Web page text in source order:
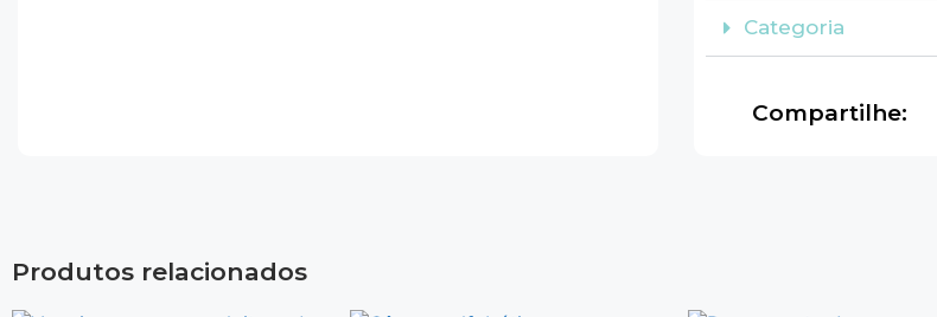
Categoria
Compartilhe:
Produtos relacionados